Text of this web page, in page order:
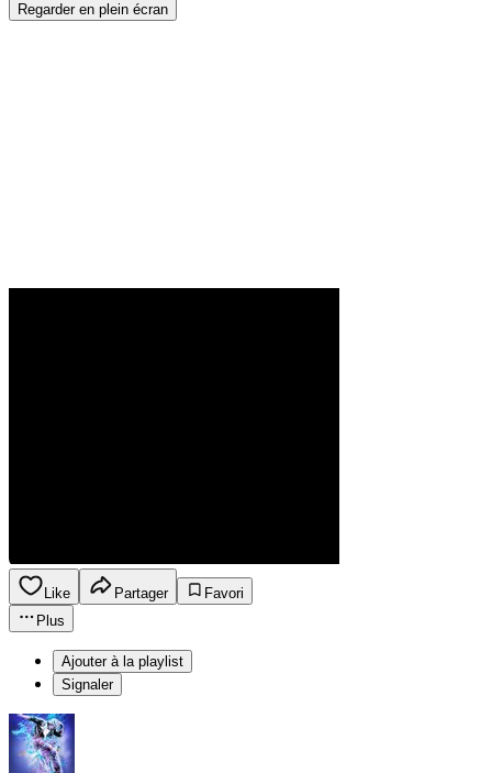
Regarder en plein écran
Like Partager
Favori
Plus
Ajouter à la playlist
Signaler